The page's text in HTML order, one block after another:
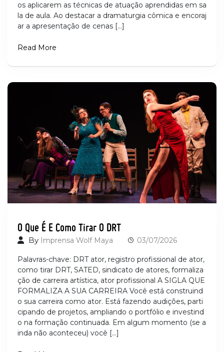
os aplicarem as técnicas de atuação aprendidas em sa
la de aula. Ao destacar a dramaturgia cômica e encoraj
ar a apresentação de cenas […]
Read More
O Que É E Como Tirar O DRT
By Imprensa Wolf Maya 03/07/2026
Palavras-chave: DRT ator, registro profissional de ator,
como tirar DRT, SATED, sindicato de atores, formaliza
ção de carreira artística, ator profissional A SIGLA QUE
FORMALIZA A SUA CARREIRA Você está construind
o sua carreira como ator. Está fazendo audições, parti
cipando de projetos, ampliando o portfólio e investind
o na formação continuada. Em algum momento (se a
inda não aconteceu) você […]